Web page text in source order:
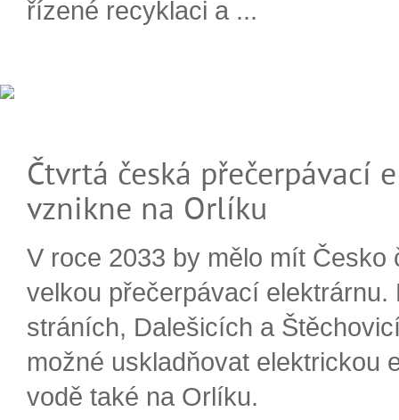
řízené recyklaci a ...
Čtvrtá česká přečerpávací
vznikne na Orlíku
V roce 2033 by mělo mít Česko
velkou přečerpávací elektrárnu.
stráních, Dalešicích a
možné uskladňovat elektrickou
vodě také na Orlíku.